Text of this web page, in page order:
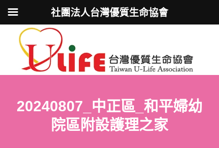
20240807_中正區_和平婦幼
院區附設護理之家
社團法人台灣優質生命協會